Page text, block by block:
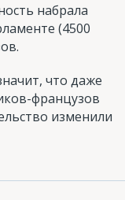
набрала
(4500
что даже
французов
изменили